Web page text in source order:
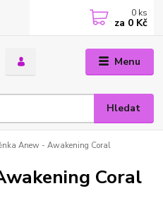
Menu
Hledat
0 ks
za 0 Kč
Anew - Awakening Coral
Coral